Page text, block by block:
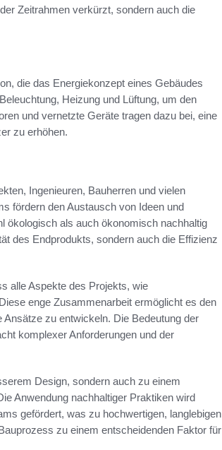
Zeitrahmen verkürzt, sondern auch die
die das Energiekonzept eines Gebäudes
Heizung und Lüftung, um den
und vernetzte Geräte tragen dazu bei, eine
zu erhöhen.
Ingenieuren, Bauherren und vielen
fördern den Austausch von Ideen und
ökologisch als auch ökonomisch nachhaltig
des Endprodukts, sondern auch die Effizienz
alle Aspekte des Projekts, wie
enge Zusammenarbeit ermöglicht es den
zu entwickeln. Die Bedeutung der
komplexer Anforderungen und der
Design, sondern auch zu einem
Anwendung nachhaltiger Praktiken wird
gefördert, was zu hochwertigen, langlebigen
zu einem entscheidenden Faktor für